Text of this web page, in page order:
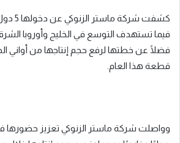
ي
ا
فيما تستهدف التوسع في الخليج وأوروبا
قطعة هذا العام.
وواصلت شركة ماستر الزنوكي تعزيز